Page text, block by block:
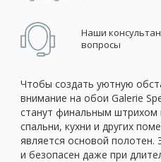
Наши
вопросы
Чтобы создать уютную
внимание на обои Galerie
станут финальным штрихом
спальни, кухни и других
является основой полотен.
и безопасен даже при